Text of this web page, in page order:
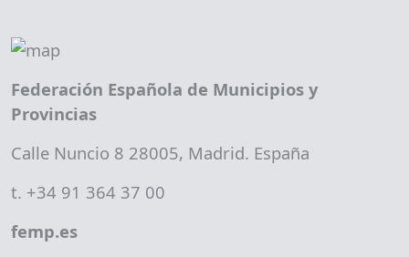
Federación Española de Municipios y
Provincias
Calle Nuncio 8 28005, Madrid. España
t. +34 91 364 37 00
femp.es